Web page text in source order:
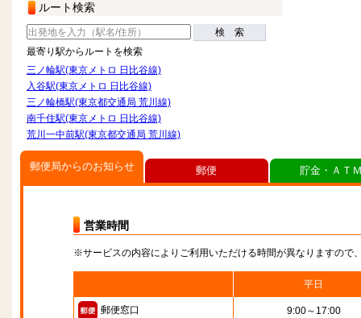
ルート検索
検 索
最寄り駅からルートを検索
三ノ輪駅(東京メトロ 日比谷線)
入谷駅(東京メトロ 日比谷線)
三ノ輪橋駅(東京都交通局 荒川線)
南千住駅(東京メトロ 日比谷線)
荒川一中前駅(東京都交通局 荒川線)
郵便局からのお知らせ
営業時間
※サービスの内容によりご利用いただける時間が異なりますので
平日
郵便窓口 9:00～17:00
郵便 貯金・ＡＴ